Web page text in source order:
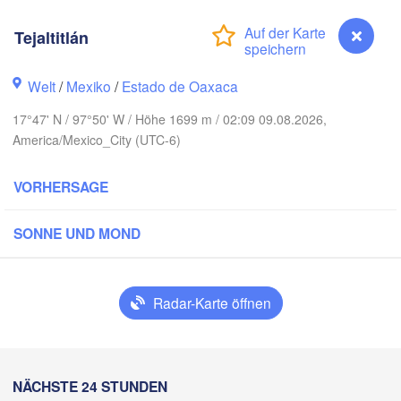
Tejaltitlán
Welt/Mexiko /Estado de Oaxaca
17°47' N / 97°50' W / Höhe 1699 m / 02:09 09.08.2026,
America/Mexico_City (UTC-6)
VORHERSAGE
SONNE UND MOND
Radar-Karte öffnen
NÄCHSTE 24 STUNDEN
León
Monterrey
Ciudad Victoria
Ciudad de México